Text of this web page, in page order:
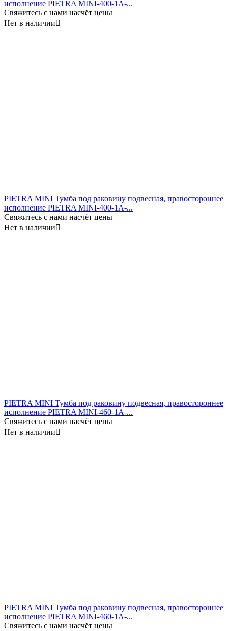
исполнение PIETRA MINI-400-1A-...
Свяжитесь с нами насчёт цены
Нет в наличии
PIETRA MINI Тумба под раковину подвесная, правостороннее
исполнение PIETRA MINI-400-1A-...
Свяжитесь с нами насчёт цены
Нет в наличии
PIETRA MINI Тумба под раковину подвесная, правостороннее
исполнение PIETRA MINI-460-1A-...
Свяжитесь с нами насчёт цены
Нет в наличии
PIETRA MINI Тумба под раковину подвесная, правостороннее
исполнение PIETRA MINI-460-1A-...
Свяжитесь с нами насчёт цены